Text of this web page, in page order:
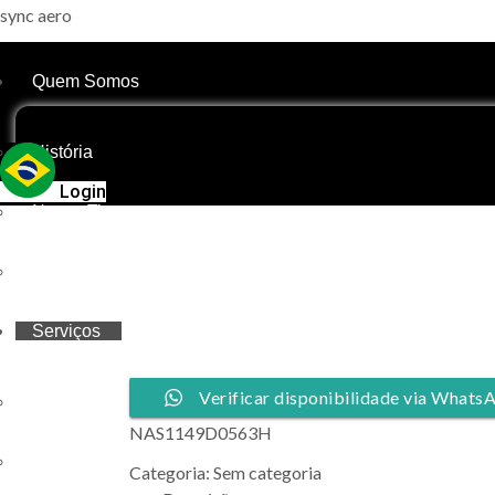
sync aero
Quem Somos
História
Nosso Time
Serviços
Propriedade Compartilhada
Login
Verificar disponibilidade via
NAS1149D0563H
Categoria: Sem categoria